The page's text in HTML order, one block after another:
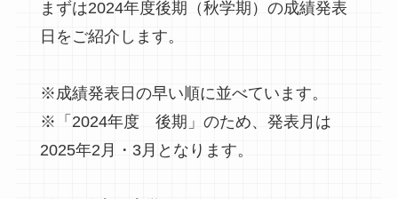
まずは2024年度後期（秋学期）の成績発表
日をご紹介します。
※成績発表日の早い順に並べています。
※「2024年度 後期」のため、発表月は
2025年2月・3月となります。